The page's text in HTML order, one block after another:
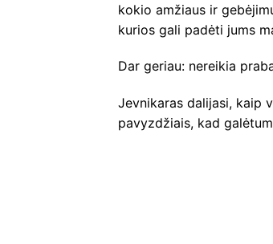
kokio amžiaus ir
kurios gali padėti jums
Dar geriau: nereikia
Jevnikaras dalijasi, kaip
pavyzdžiais, kad